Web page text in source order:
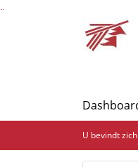
Ga naar de inhoud van
U bevindt